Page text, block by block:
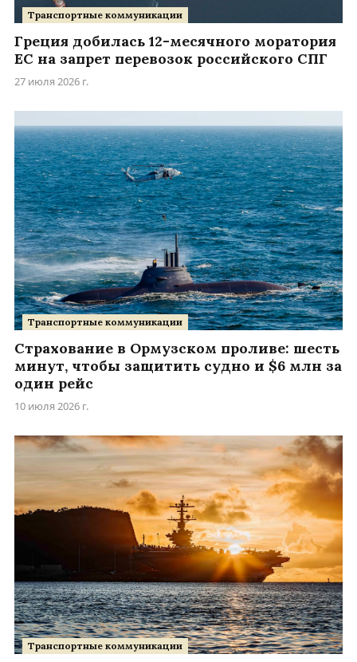
Транспортные коммуникации
Греция добилась 12-месячного моратория
ЕС на запрет перевозок российского СПГ
27 июля 2026 г.
Транспортные коммуникации
Страхование в Ормузском проливе: шесть
минут, чтобы защитить судно и $6 млн за
один рейс
10 июля 2026 г.
Транспортные коммуникации